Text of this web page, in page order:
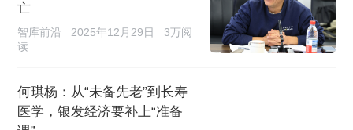
亡
智库前沿 2025年12月29日
3万阅
读
何琪杨：从“未备先老”到长寿
医学，银发经济要补上“准备